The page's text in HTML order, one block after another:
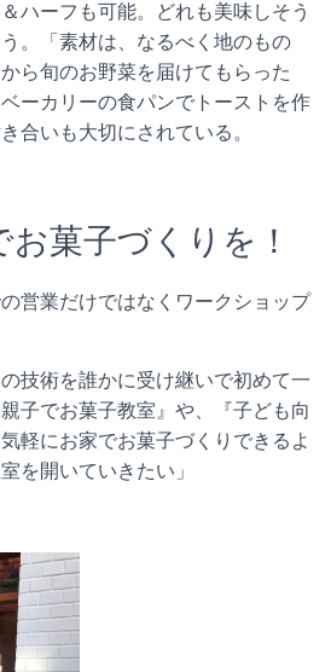
ハーフも可能。どれも美味しそう
。「素材は、なるべく地のもの
ら旬のお野菜を届けてもらった
ーカリーの食パンでトーストを作
合いも大切にされている。
菓子づくりを！
営業だけではなくワークショップ
技術を誰かに受け継いで初めて一
子でお菓子教室』や、『子ども向
軽にお家でお菓子づくりできるよ
を開いていきたい」